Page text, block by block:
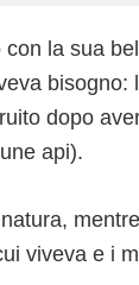
con la sua
bisogno:
dopo
api).
viveva e i